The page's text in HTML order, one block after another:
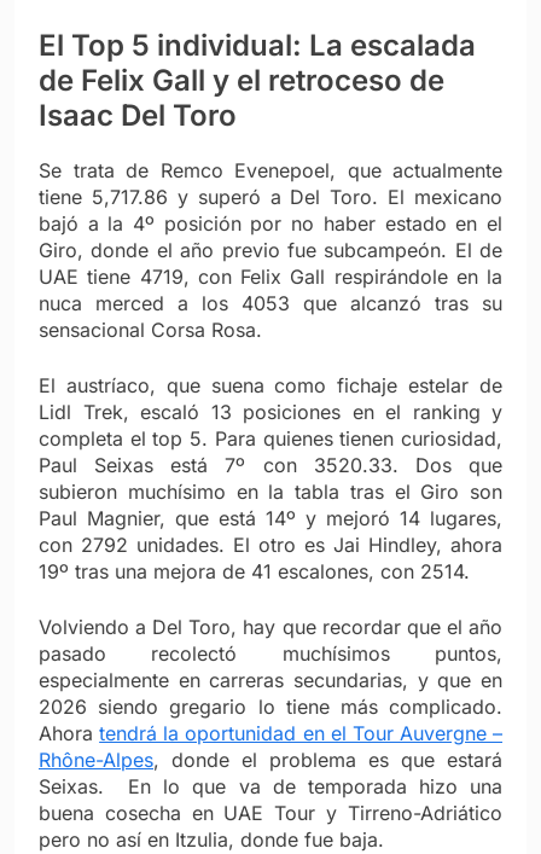
El Top 5 individual: La escalada
de Felix Gall y el retroceso de
Isaac Del Toro
Se trata de Remco Evenepoel, que actualmente
tiene 5,717.86 y superó a Del Toro. El mexicano
bajó a la 4º posición por no haber estado en el
Giro, donde el año previo fue subcampeón. El de
UAE tiene 4719, con Felix Gall respirándole en la
nuca merced a los 4053 que alcanzó tras su
sensacional Corsa Rosa.
El austríaco, que suena como fichaje estelar de
Lidl Trek, escaló 13 posiciones en el ranking y
completa el top 5. Para quienes tienen curiosidad,
Paul Seixas está 7º con 3520.33. Dos que
subieron muchísimo en la tabla tras el Giro son
Paul Magnier, que está 14º y mejoró 14 lugares,
con 2792 unidades. El otro es Jai Hindley, ahora
19º tras una mejora de 41 escalones, con 2514.
Volviendo a Del Toro, hay que recordar que el año
pasado recolectó muchísimos puntos,
especialmente en carreras secundarias, y que en
2026 siendo gregario lo tiene más complicado.
Ahoratendrá la oportunidad en el Tour Auvergne –
Rhône-Alpes, donde el problema es que estará
Seixas. En lo que va de temporada hizo una
buena cosecha en UAE Tour y Tirreno-Adriático
pero no así en Itzulia, donde fue baja.